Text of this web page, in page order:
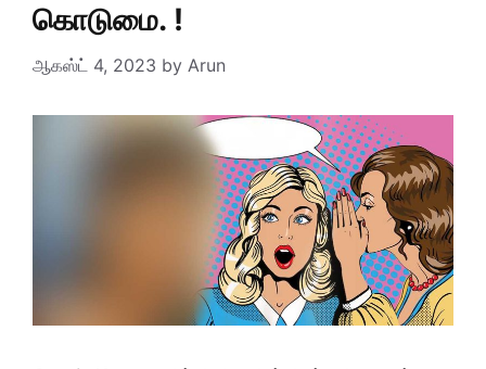
கொடுமை. !
ஆகஸ்ட் 4, 2023 by Arun